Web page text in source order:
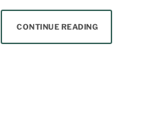
CONTINUE READING